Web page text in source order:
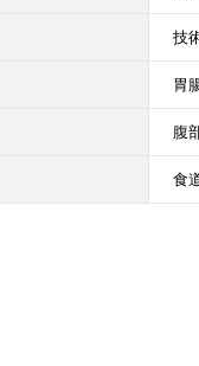
技
胃
腹
食